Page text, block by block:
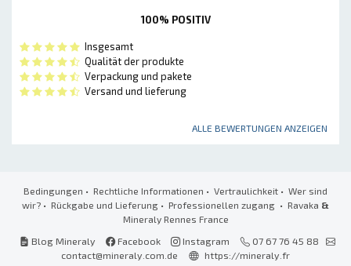
100% POSITIV
Insgesamt
Qualität der produkte
Verpackung und pakete
Versand und lieferung
ALLE BEWERTUNGEN ANZEIGEN
Bedingungen • Rechtliche Informationen • Vertraulichkeit • Wer sind
wir? • Rückgabe und Lieferung • Professionellen zugang • Ravaka &
Mineraly Rennes France
Blog Mineraly
Facebook Instagram
07 67 76 45 88
contact@mineraly.com.de
https://mineraly.fr